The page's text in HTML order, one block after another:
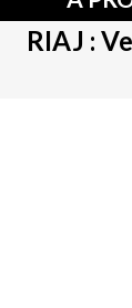
RIAJ :